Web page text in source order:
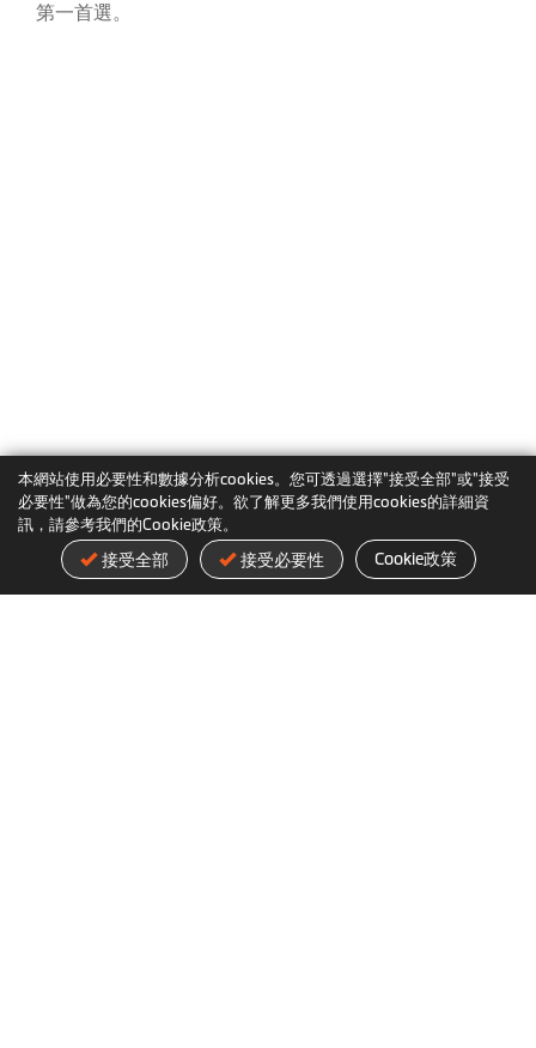
本網站使用必要性和數據分析cookies。您可透過選擇"接受全部"或"接受
必要性"做為您的cookies偏好。欲了解更多我們使用cookies的詳細資
訊，請參考我們的Cookie政策。
接受全部 接受必要性 Cookie政策
第一首選。